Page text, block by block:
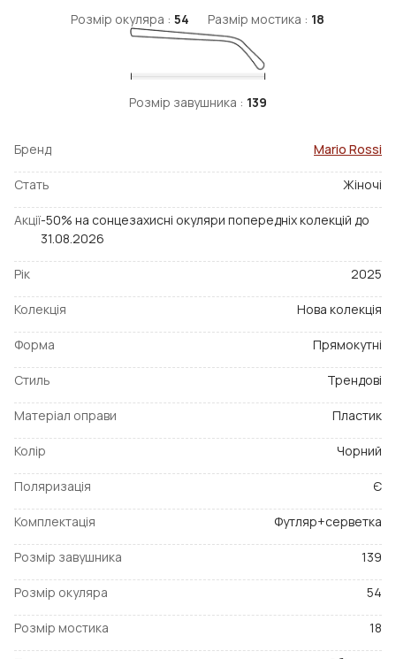
Розмір окуляра : 54 Размір мостика : 18
Розмір завушника : 139
Бренд Mario Rossi
Стать Жіночі
Акції-50% на сонцезахисні окуляри попередніх колекцій до
31.08.2026
Рік 2025
Колекція Нова колекція
Форма Прямокутні
Стиль Трендові
Матеріал оправи Пластик
Колір Чорний
Поляризація Є
Комплектація Футляр+серветка
Розмір завушника 139
Розмір окуляра 54
Розмір мостика 18